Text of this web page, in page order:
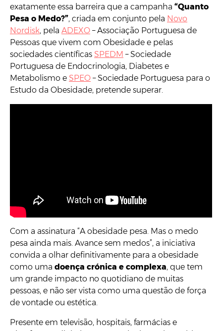
exatamente essa barreira que a campanha “Quanto
Pesa o Medo?”, criada em conjunto pela Novo
Nordisk, pela ADEXO – Associação Portuguesa de
Pessoas que vivem com Obesidade e pelas
sociedades científicas SPEDM – Sociedade
Portuguesa de Endocrinologia, Diabetes e
Metabolismo e SPEO – Sociedade Portuguesa para o
Estudo da Obesidade, pretende superar.
Com a assinatura “A obesidade pesa. Mas o medo
pesa ainda mais. Avance sem medos”, a iniciativa
convida a olhar definitivamente para a obesidade
como uma doença crónica e complexa, que tem
um grande impacto no quotidiano de muitas
pessoas, e não ser vista como uma questão de força
de vontade ou estética.
Presente em televisão, hospitais, farmácias e